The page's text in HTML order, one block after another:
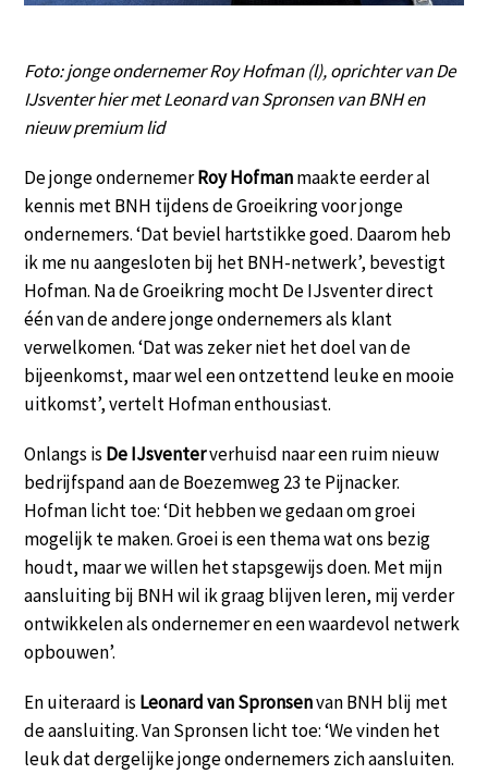
Foto: jonge ondernemer Roy Hofman (l), oprichter van De
IJsventer hier met Leonard van Spronsen van BNH en
nieuw premium lid
De jonge ondernemerRoy Hofmanmaakte eerder al
kennis met BNH tijdens de Groeikring voor jonge
ondernemers. ‘Dat beviel hartstikke goed. Daarom heb
ik me nu aangesloten bij het BNH-netwerk’, bevestigt
Hofman. Na de Groeikring mocht De IJsventer direct
één van de andere jonge ondernemers als klant
verwelkomen. ‘Dat was zeker niet het doel van de
bijeenkomst, maar wel een ontzettend leuke en mooie
uitkomst’, vertelt Hofman enthousiast.
Onlangs is De IJsventerverhuisd naar een ruim nieuw
bedrijfspand aan de Boezemweg 23 te Pijnacker.
Hofman licht toe: ‘Dit hebben we gedaan om groei
mogelijk te maken. Groei is een thema wat ons bezig
houdt, maar we willen het stapsgewijs doen. Met mijn
aansluiting bij BNH wil ik graag blijven leren, mij verder
ontwikkelen als ondernemer en een waardevol netwerk
opbouwen’.
En uiteraard is Leonard van Spronsenvan BNH blij met
de aansluiting. Van Spronsen licht toe: ‘We vinden het
leuk dat dergelijke jonge ondernemers zich aansluiten.